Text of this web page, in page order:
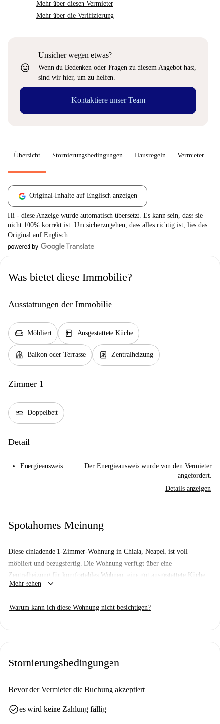
Mehr über diesen Vermieter
Mehr über die Verifizierung
sentiment_very_satisfied
Unsicher wegen etwas?
Wenn du Bedenken oder Fragen zu diesem Angebot hast,
sind wir hier, um zu helfen.
Kontaktiere unser Team
Übersicht Stornierungsbedingungen Hausregeln Vermieter
Original-Inhalte auf Englisch anzeigen
Hi - diese Anzeige wurde automatisch übersetzt. Es kann sein, dass sie
nicht 100% korrekt ist. Um sicherzugehen, dass alles richtig ist, lies das
Original auf Englisch.
Was bietet diese Immobilie?
Ausstattungen der Immobilie
chair Möbliert kitchen Ausgestattete Küche
balcony Balkon oder Terrasse water_heater Zentralheizung
Zimmer 1
airline_seat_flat Doppelbett
Detail
Energieausweis
Der Energieausweis wurde von den Vermieter
angefordert.
Details anzeigen
Spotahomes Meinung
Diese einladende 1-Zimmer-Wohnung in Chiaia, Neapel, ist voll
möbliert und bezugsfertig. Die Wohnung verfügt über eine
Zentralheizung für komfortables Wohnen, eine gut ausgestattete Küche
zum mühelosen Kochen und einen schönen Balkon, auf dem die
Wasser, Strom, Gas und WLAN, sind im Mietpreis enthalten. Paare sind
Sehenswürdigkeiten zählen La Fontana del Piede Perduto, Cassa
Spaziergang entfernt sind. Wenn Sie Kultur und Geschichte lieben, ist
Neapel zu erkunden.
Mehr sehen keyboard_arrow_down
Warum kann ich diese Wohnung nicht besichtigen?
Stornierungsbedingungen
Bevor der Vermieter die Buchung akzeptiert
check_circlees wird keine Zahlung fällig